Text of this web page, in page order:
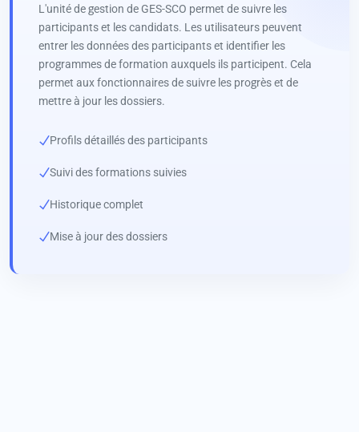
L'unité de gestion de GES-SCO permet de suivre les
participants et les candidats. Les utilisateurs peuvent
entrer les données des participants et identifier les
programmes de formation auxquels ils participent. Cela
permet aux fonctionnaires de suivre les progrès et de
mettre à jour les dossiers.
Profils détaillés des participants
Suivi des formations suivies
Historique complet
Mise à jour des dossiers